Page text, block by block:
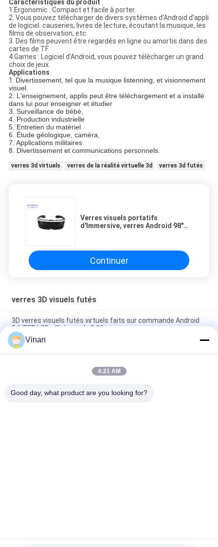
Caractéristiques du produit
1.Ergonomic : Compact et facile à porter.
2. Vous pouvez télécharger de divers systèmes d'Android d'appli
de logiciel. causeries, livres de lecture, écoutant la musique, les
films de observation, etc.
3. Des films peuvent être regardés en ligne ou amortis dans des
cartes de TF.
4.Games : Logiciel d'Android, vous pouvez télécharger un grand
choix de jeux.
Applications
1. Divertissement, tel que la musique listenning, et visionnement
visuel.
2. L'enseignement, applis peut être téléchargement et a installé
dans lui pour enseigner et étudier
3. Surveillance de bébé,
4. Production industrielle
5. Entretien du matériel
6. Étude géologique, caméra,
7. Applications militaires
8. Divertissement et communications personnels.
verres 3d virtuels verres de la réalité virtuelle 3d verres 3d futés
Verres visuels portatifs
d'Immersive, verres Android 98"
Continuer
verres 3D visuels futés
3D verres visuels futés virtuels faits sur commande Android
5,1 TFT LCD affichage de 0,32 pouces
Verres de réalité virtuelle d'ENMESI 3D 1280*800 de haute
résolution VR avec WIFI/Bluetooth
TFT LCD 2,6" doubles verres visuels futés de l'écran 3D OTG
Vinan
4:21 AM
Good day, what product are you looking for?